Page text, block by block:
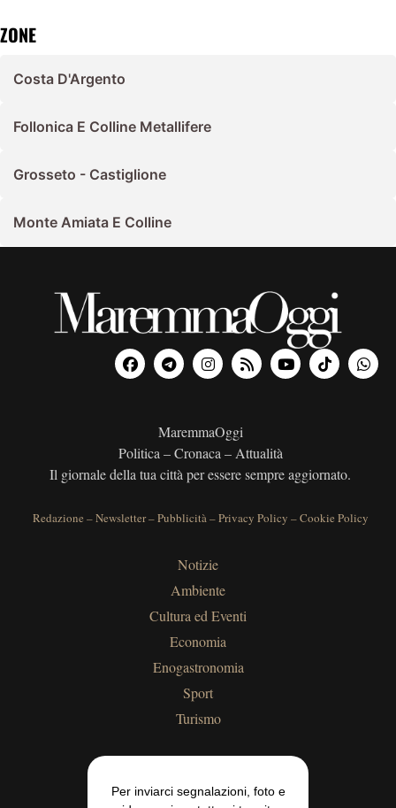
ZONE
Costa D'Argento
Follonica E Colline Metallifere
Grosseto - Castiglione
Monte Amiata E Colline
MaremmaOggi
Politica – Cronaca – Attualità
Il giornale della tua città per essere sempre aggiornato.
Redazione –Newsletter–Pubblicità–Privacy Policy –Cookie Policy
Notizie
Ambiente
Cultura ed Eventi
Economia
Enogastronomia
Sport
Turismo
Per inviarci segnalazioni, foto e